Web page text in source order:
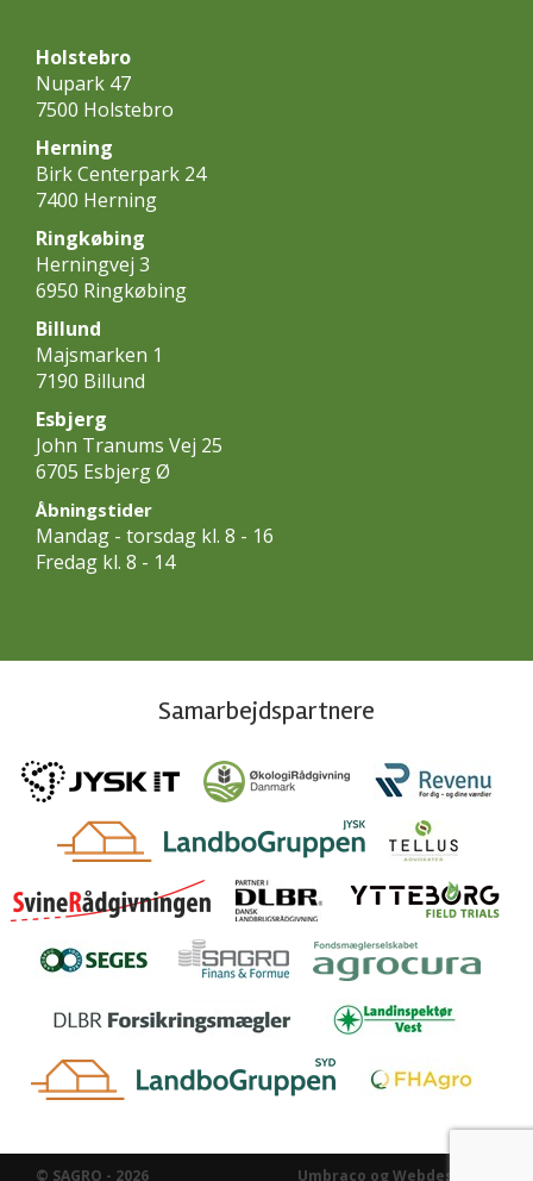
Holstebro
Nupark 47
7500 Holstebro
Herning
Birk Centerpark 24
7400 Herning
Ringkøbing
Herningvej 3
6950 Ringkøbing
Billund
Majsmarken 1
7190 Billund
Esbjerg
John Tranums Vej 25
6705 Esbjerg Ø
Åbningstider
Mandag - torsdag kl. 8 - 16
Fredag kl. 8 - 14
Samarbejdspartnere
© SAGRO - 2026 Umbraco og Webdesign af